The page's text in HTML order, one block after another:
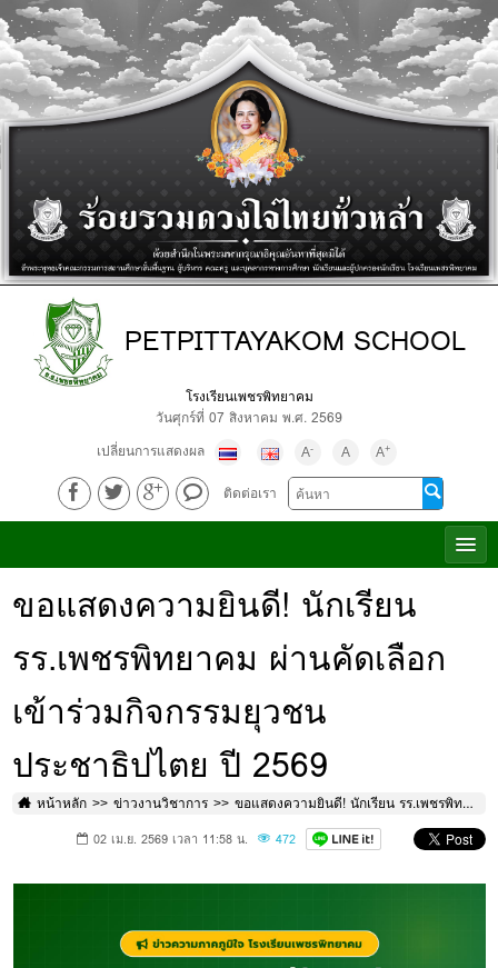
PETPITTAYAKOM SCHOOL
โรงเรียนเพชรพิทยาคม
วันศุกร์ที่ 07 สิงหาคม พ.ศ. 2569
เปลี่ยนการแสดงผล
A- A A+
ติดต่อเรา
ขอแสดงความยินดี! นักเรียน
รร.เพชรพิทยาคม ผ่านคัดเลือก
เข้าร่วมกิจกรรมยุวชน
ประชาธิปไตย ปี 2569
หน้าหลัก ข่าวงานวิชาการ ขอแสดงความยินดี! นักเรียน รร.เพชรพิทยาคม ผ่านคัดเลือกเข้าร่วมกิจกรรมยุวชนประชาธิปไตย ปี 2569
02 เม.ย. 2569 เวลา 11:58 น. 472